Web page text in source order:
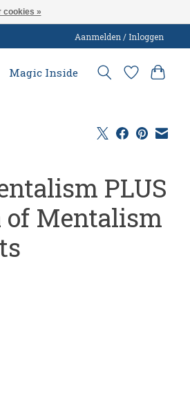
Aanmelden / Inloggen
Magic Inside
PLUS
of Mentalism
is
cookies »